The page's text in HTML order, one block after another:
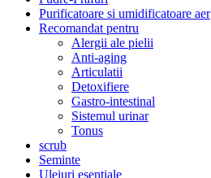
Purificatoare si umidificatoare aer
Recomandat pentru
Alergii ale pielii
Anti-aging
Articulatii
Detoxifiere
Gastro-intestinal
Sistemul urinar
Tonus
scrub
Seminte
Uleiuri esentiale